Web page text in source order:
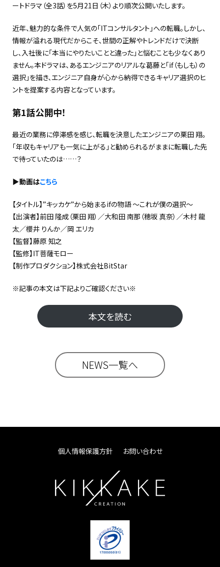
ートドラマ（全3話）を5月21日（木）より順次公開いたします。
近年、魅力的な条件で人気の「ITコンサルタント」への転職。しかし、
情報が溢れる現代だからこそ、世間の正解やトレンドだけで決断
し、入社後に「本当にやりたいことと違った」と悩むことも少なくあり
ません。本ドラマは、あるエンジニアのリアルな葛藤と「if（もしも）の
選択」を描き、エンジニア自身が心から納得できるキャリア選択のヒ
ントを提案する内容となっています。
第1話公開中！
最近の業務に停滞感を感じ、転職を決意したエンジニアの栗田 翔。
「年収もキャリアも一気に上がる」と勧められるがままに転職した先
で待っていたのは……？
▶動画はこちら
【タイトル】”キッカケ”から始まるifの物語 〜これが僕の選択〜
【出演者】前田 隆成（栗田 翔）／大和田 南那（穂坂 真奈）／木村 龍
太／櫻井 りんか／岡 エリカ
【監督】藤原 知之
【監修】IT菩薩モロー
【制作プロダクション】株式会社BitStar
※記事の本文は下記よりご確認ください※
本文を読む
NEWS一覧へ
個人情報保護方針 お問い合わせ